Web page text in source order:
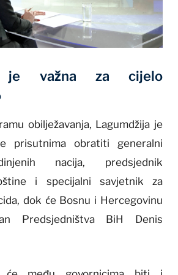
je važna za cijelo
obilježavanja, Lagumdžija je
prisutnima obratiti generalni
nacija, predsjednik
i specijalni savjetnik za
dok će Bosnu i Hercegovinu
Predsjedništva BiH Denis